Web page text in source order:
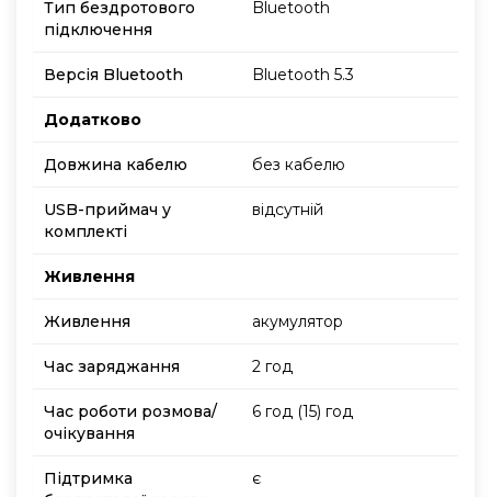
Тип бездротового
підключення
Bluetooth
Версія Bluetooth Bluetooth 5.3
Додатково
Довжина кабелю без кабелю
USB-приймач у
комплекті
відсутній
Живлення
Живлення акумулятор
Час заряджання 2 год
Час роботи розмова/
очікування
6 год (15) год
Підтримка
є